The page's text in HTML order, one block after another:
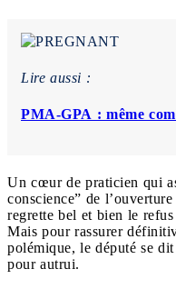
Lire aussi :
PMA-GPA : même
Un cœur de praticien qui
conscience” de
regrette bel et bien le
Mais pour rassurer
polémique, le député se
pour autrui.